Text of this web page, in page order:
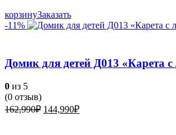
корзинуЗаказать
-11%
Домик для детей Д013 «Карета
0 из 5
(0 отзыв)
162,990₽ Первоначальная
144,990₽Текущая